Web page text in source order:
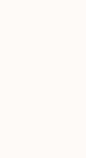
et altérer
machine à café à
la qualité de vos
régulièrement
votre machine
quelles sont les